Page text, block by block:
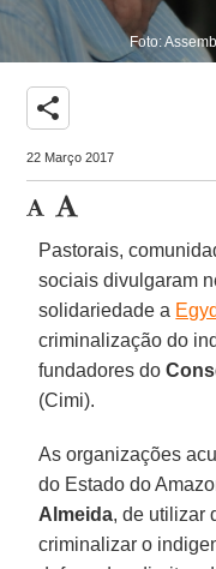
Foto:
share
22 Março 2017
Pastorais,
sociais divulgaram
solidariedade a
criminalização do
fundadores do
(Cimi).
As organizações
do Estado do
Almeida, de utilizar
criminalizar o